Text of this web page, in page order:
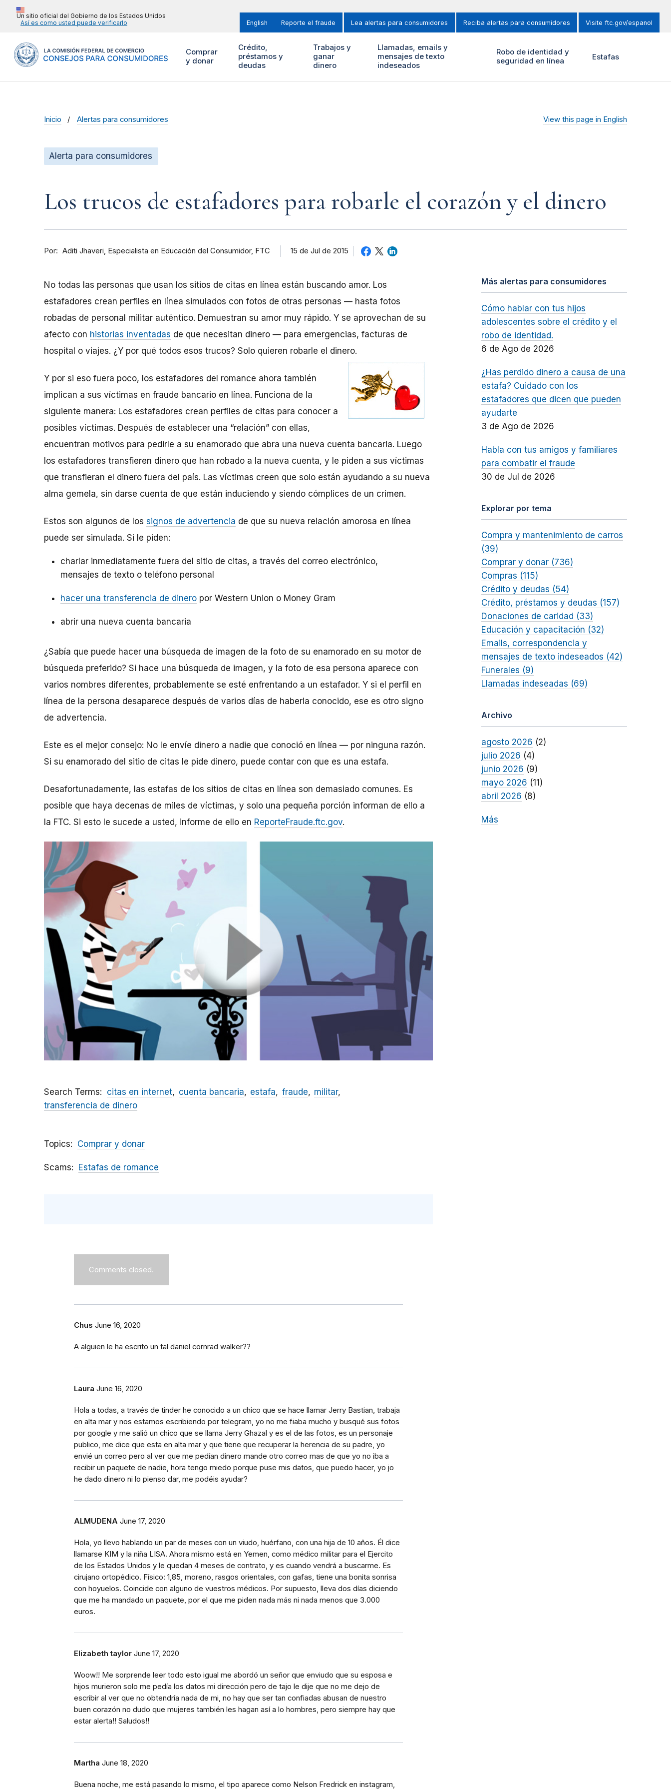
Un sitio oficial del Gobierno de los Estados Unidos
Así es como usted puede verificarlo
English Reporte el fraude Lea alertas para consumidores Reciba alertas para consumidores Visite ftc.gov/espanol
Comprar
y donar
Crédito,
préstamos y
deudas
Trabajos y
ganar
dinero
Llamadas, emails y
mensajes de texto
indeseados
Robo de identidad y
seguridad en línea
Estafas
Inicio Alertas para consumidores View this page in English
Alerta para consumidores
Los trucos de estafadores para robarle el corazón y el dinero
Por Aditi Jhaveri Especialista en Educación del Consumidor, FTC 15 de Jul de 2015
No todas las personas que usan los sitios de citas en línea están buscando amor. Los
estafadores crean perfiles en línea simulados con fotos de otras personas — hasta fotos
robadas de personal militar auténtico. Demuestran su amor muy rápido. Y se aprovechan de su
afecto con historias inventadas de que necesitan dinero — para emergencias, facturas de
hospital o viajes. ¿Y por qué todos esos trucos? Solo quieren robarle el dinero.
Y por si eso fuera poco, los estafadores del romance ahora también
implican a sus víctimas en fraude bancario en línea. Funciona de la
siguiente manera: Los estafadores crean perfiles de citas para conocer a
posibles víctimas. Después de establecer una “relación” con ellas,
encuentran motivos para pedirle a su enamorado que abra una nueva cuenta bancaria. Luego
los estafadores transfieren dinero que han robado a la nueva cuenta, y le piden a sus víctimas
que transfieran el dinero fuera del país. Las víctimas creen que solo están ayudando a su nueva
alma gemela, sin darse cuenta de que están induciendo y siendo cómplices de un crimen.
Estos son algunos de los signos de advertencia de que su nueva relación amorosa en línea
puede ser simulada. Si le piden:
charlar inmediatamente fuera del sitio de citas, a través del correo electrónico,
mensajes de texto o teléfono personal
hacer una transferencia de dinero por Western Union o Money Gram
abrir una nueva cuenta bancaria
¿Sabía que puede hacer una búsqueda de imagen de la foto de su enamorado en su motor de
búsqueda preferido? Si hace una búsqueda de imagen, y la foto de esa persona aparece con
varios nombres diferentes, probablemente se esté enfrentando a un estafador. Y si el perfil en
línea de la persona desaparece después de varios días de haberla conocido, ese es otro signo
de advertencia.
Este es el mejor consejo: No le envíe dinero a nadie que conoció en línea — por ninguna razón.
Si su enamorado del sitio de citas le pide dinero, puede contar con que es una estafa.
Desafortunadamente, las estafas de los sitios de citas en línea son demasiado comunes. Es
posible que haya decenas de miles de víctimas, y solo una pequeña porción informan de ello a
la FTC. Si esto le sucede a usted, informe de ello en ReporteFraude.ftc.gov.
Search Terms citas en internet cuenta bancaria estafa fraude
militar
transferencia de dinero
Topics Comprar y donar
Scams Estafas de romance
Comments closed.
Chus June 16, 2020
A alguien le ha escrito un tal daniel cornrad walker??
Laura June 16, 2020
Hola a todas, a través de tinder he conocido a un chico que se hace llamar Jerry Bastian, trabaja
en alta mar y nos estamos escribiendo por telegram, yo no me fiaba mucho y busqué sus fotos
por google y me salió un chico que se llama Jerry Ghazal y es el de las fotos, es un personaje
publico, me dice que esta en alta mar y que tiene que recuperar la herencia de su padre, yo
envié un correo pero al ver que me pedían dinero mande otro correo mas de que yo no iba a
recibir un paquete de nadie, hora tengo miedo porque puse mis datos, que puedo hacer, yo jo
he dado dinero ni lo pienso dar, me podéis ayudar?
ALMUDENA June 17, 2020
Hola, yo llevo hablando un par de meses con un viudo, huérfano, con una hija de 10 años. Él dice
llamarse KIM y la niña LISA. Ahora mismo está en Yemen, como médico militar para el Ejercito
de los Estados Unidos y le quedan 4 meses de contrato, y es cuando vendrá a buscarme. Es
cirujano ortopédico. Físico: 1,85, moreno, rasgos orientales, con gafas, tiene una bonita sonrisa
con hoyuelos. Coincide con alguno de vuestros médicos. Por supuesto, lleva dos días diciendo
que me ha mandado un paquete, por el que me piden nada más ni nada menos que 3.000
euros.
Elizabeth taylor June 17, 2020
Woow!! Me sorprende leer todo esto igual me abordó un señor que enviudo que su esposa e
hijos murieron solo me pedía los datos mi dirección pero de tajo le dije que no me dejo de
escribir al ver que no obtendría nada de mi, no hay que ser tan confiadas abusan de nuestro
buen corazón no dudo que mujeres también les hagan así a lo hombres, pero siempre hay que
estar alerta!! Saludos!!
Martha June 18, 2020
Buena noche, me está pasando lo mismo, el tipo aparece como Nelson Fredrick en instagram,
Más alertas para consumidores
Cómo hablar con tus hijos
adolescentes sobre el crédito y el
robo de identidad.
6 de Ago de 2026
¿Has perdido dinero a causa de una
estafa? Cuidado con los
estafadores que dicen que pueden
ayudarte
3 de Ago de 2026
Habla con tus amigos y familiares
para combatir el fraude
30 de Jul de 2026
Explorar por tema
Compra y mantenimiento de carros
(39)
Comprar y donar (736)
Compras (115)
Crédito y deudas (54)
Crédito, préstamos y deudas (157)
Donaciones de caridad (33)
Educación y capacitación (32)
Emails, correspondencia y
mensajes de texto indeseados (42)
Funerales (9)
Llamadas indeseadas (69)
Archivo
agosto 2026 (2)
julio 2026 (4)
junio 2026 (9)
mayo 2026 (11)
abril 2026 (8)
Más